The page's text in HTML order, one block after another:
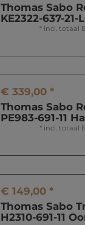
Thomas Sabo
KE2322-637-
* incl. totaal
€ 339,00 *
Thomas Sabo
PE983-691-11
* incl. totaal
€ 149,00 *
Thomas Sabo
H2310-691-11